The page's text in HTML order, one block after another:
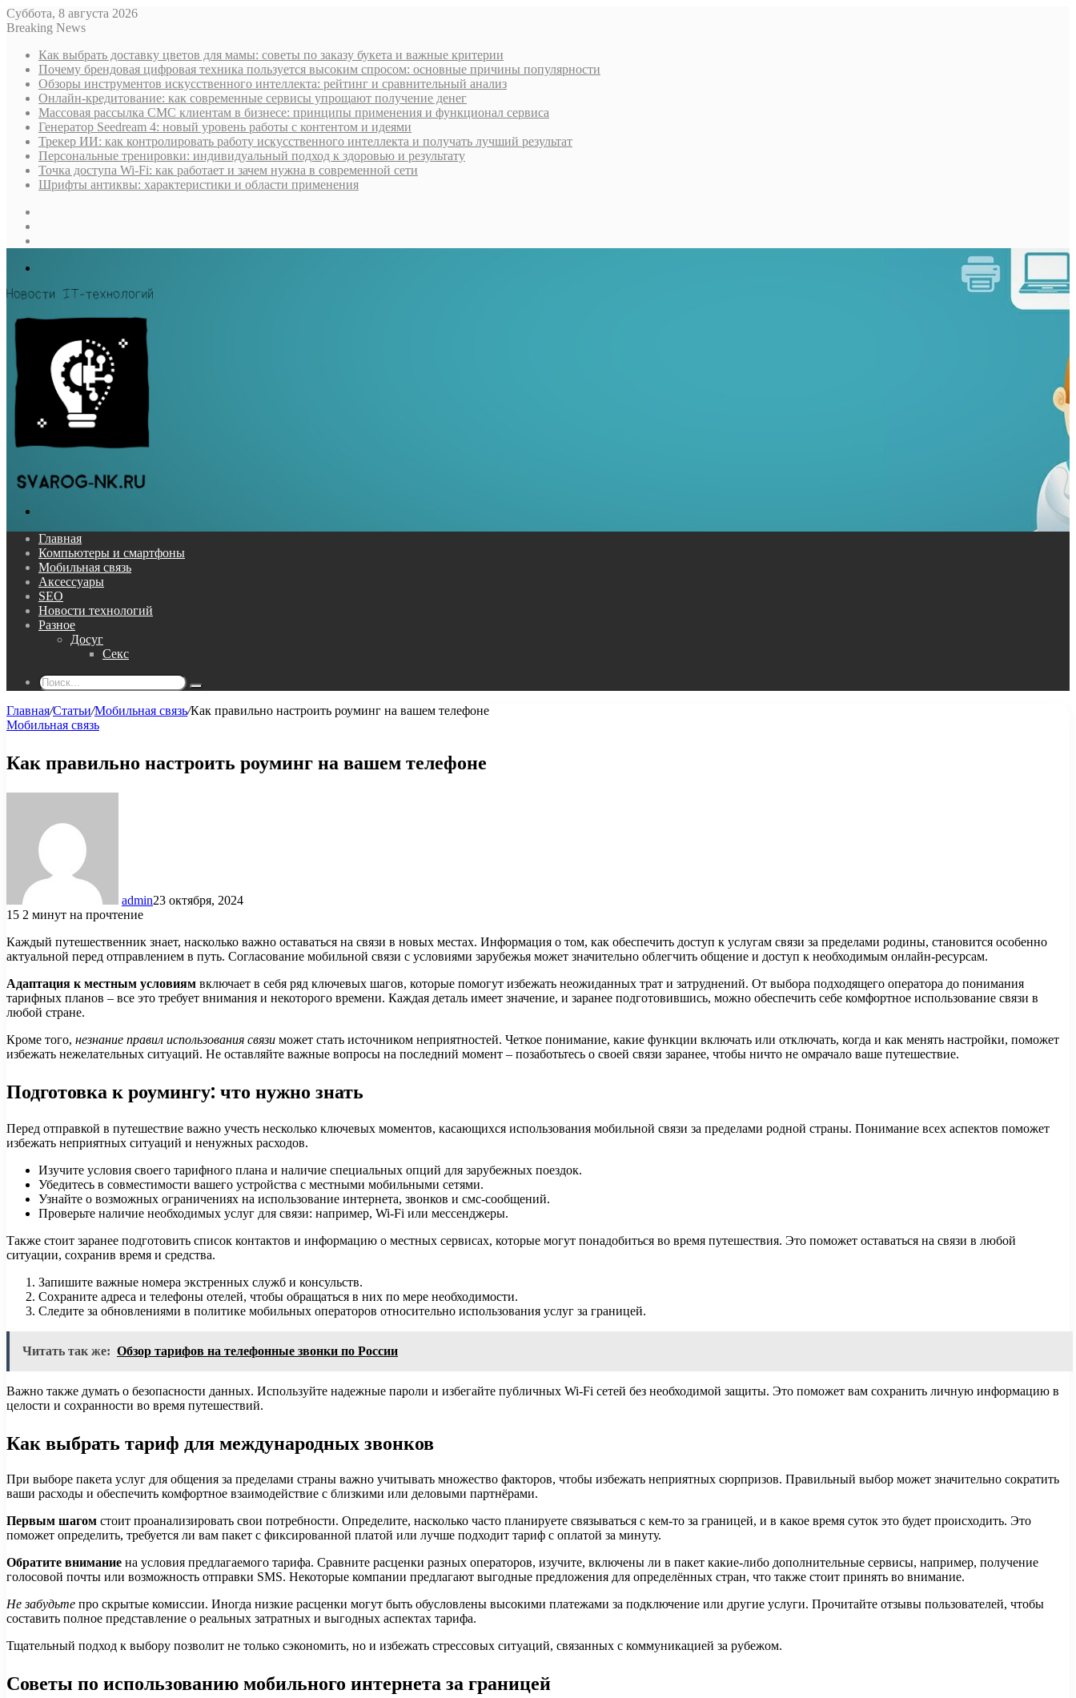
Суббота, 8 августа 2026
Breaking News
Как выбрать доставку цветов для мамы: советы по заказу букета и важные критерии
Почему брендовая цифровая техника пользуется высоким спросом: основные причины популярности
Обзоры инструментов искусственного интеллекта: рейтинг и сравнительный анализ
Онлайн-кредитование: как современные сервисы упрощают получение денег
Массовая рассылка СМС клиентам в бизнесе: принципы применения и функционал сервиса
Генератор Seedream 4: новый уровень работы с контентом и идеями
Трекер ИИ: как контролировать работу искусственного интеллекта и получать лучший результат
Персональные тренировки: индивидуальный подход к здоровью и результату
Точка доступа Wi-Fi: как работает и зачем нужна в современной сети
Шрифты антиквы: характеристики и области применения
Главная
Компьютеры и смартфоны
Мобильная связь
Аксессуары
SEO
Новости технологий
Разное
Досуг
Секс
Поиск...
Главная/Статьи/Мобильная связь/Как правильно настроить роуминг на вашем телефоне
Мобильная связь
Как правильно настроить роуминг на вашем телефоне
admin23 октября, 2024
15 2 минут на прочтение
Каждый путешественник знает, насколько важно оставаться на связи в новых местах. Информация о том, как обеспечить доступ к услугам связи за пределами родины, становится особенно
актуальной перед отправлением в путь. Согласование мобильной связи с условиями зарубежья может значительно облегчить общение и доступ к необходимым онлайн-ресурсам.
Адаптация к местным условиям включает в себя ряд ключевых шагов, которые помогут избежать неожиданных трат и затруднений. От выбора подходящего оператора до понимания
тарифных планов – все это требует внимания и некоторого времени. Каждая деталь имеет значение, и заранее подготовившись, можно обеспечить себе комфортное использование связи в
любой стране.
Кроме того, незнание правил использования связи может стать источником неприятностей. Четкое понимание, какие функции включать или отключать, когда и как менять настройки, поможет
избежать нежелательных ситуаций. Не оставляйте важные вопросы на последний момент – позаботьтесь о своей связи заранее, чтобы ничто не омрачало ваше путешествие.
Подготовка к роумингу: что нужно знать
Перед отправкой в путешествие важно учесть несколько ключевых моментов, касающихся использования мобильной связи за пределами родной страны. Понимание всех аспектов поможет
избежать неприятных ситуаций и ненужных расходов.
Изучите условия своего тарифного плана и наличие специальных опций для зарубежных поездок.
Убедитесь в совместимости вашего устройства с местными мобильными сетями.
Узнайте о возможных ограничениях на использование интернета, звонков и смс-сообщений.
Проверьте наличие необходимых услуг для связи: например, Wi-Fi или мессенджеры.
Также стоит заранее подготовить список контактов и информацию о местных сервисах, которые могут понадобиться во время путешествия. Это поможет оставаться на связи в любой
ситуации, сохранив время и средства.
Запишите важные номера экстренных служб и консульств.
Сохраните адреса и телефоны отелей, чтобы обращаться в них по мере необходимости.
Следите за обновлениями в политике мобильных операторов относительно использования услуг за границей.
Читать так же: Обзор тарифов на телефонные звонки по России
Важно также думать о безопасности данных. Используйте надежные пароли и избегайте публичных Wi-Fi сетей без необходимой защиты. Это поможет вам сохранить личную информацию в
целости и сохранности во время путешествий.
Как выбрать тариф для международных звонков
При выборе пакета услуг для общения за пределами страны важно учитывать множество факторов, чтобы избежать неприятных сюрпризов. Правильный выбор может значительно сократить
ваши расходы и обеспечить комфортное взаимодействие с близкими или деловыми партнёрами.
Первым шагом стоит проанализировать свои потребности. Определите, насколько часто планируете связываться с кем-то за границей, и в какое время суток это будет происходить. Это
поможет определить, требуется ли вам пакет с фиксированной платой или лучше подходит тариф с оплатой за минуту.
Обратите внимание на условия предлагаемого тарифа. Сравните расценки разных операторов, изучите, включены ли в пакет какие-либо дополнительные сервисы, например, получение
голосовой почты или возможность отправки SMS. Некоторые компании предлагают выгодные предложения для определённых стран, что также стоит принять во внимание.
Не забудьте про скрытые комиссии. Иногда низкие расценки могут быть обусловлены высокими платежами за подключение или другие услуги. Прочитайте отзывы пользователей, чтобы
составить полное представление о реальных затратных и выгодных аспектах тарифа.
Тщательный подход к выбору позволит не только сэкономить, но и избежать стрессовых ситуаций, связанных с коммуникацией за рубежом.
Советы по использованию мобильного интернета за границей